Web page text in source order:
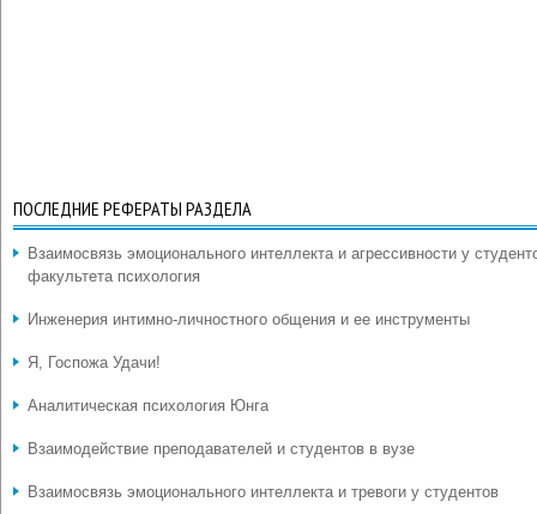
ПОСЛЕДНИЕ РЕФЕРАТЫ РАЗДЕЛА
Взаимосвязь эмоционального интеллекта и агрессивности у
факультета психология
Инженерия интимно-личностного общения и ее инструменты
Я, Госпожа Удачи!
Аналитическая психология Юнга
Взаимодействие преподавателей и студентов в вузе
Взаимосвязь эмоционального интеллекта и тревоги у студентов